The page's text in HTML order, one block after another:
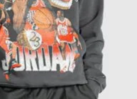
a
termékoldalon
választhatók
ki